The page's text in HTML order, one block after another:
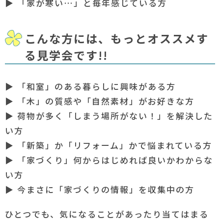
▶ 「家が寒い…」と毎年感じている方
こんな方には、もっとオススメす
る見学会です!!
▶ 「和室」のある暮らしに興味がある方
▶ 「木」の質感や「自然素材」がお好きな方
▶ 荷物が多く「しまう場所がない！」を解決した
い方
▶ 「新築」か「リフォーム」かで悩まれている方
▶ 「家づくり」何からはじめれば良いかわからな
い方
▶ 今まさに「家づくりの情報」を収集中の方
ひとつでも、気になることがあったり当てはまる